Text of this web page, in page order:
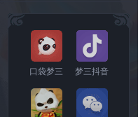
口袋梦三 梦三抖音